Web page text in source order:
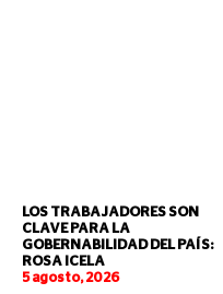
LOS TRABAJADORES SON
CLAVE PARA LA
GOBERNABILIDAD DEL PAÍS:
ROSA ICELA
5 agosto, 2026